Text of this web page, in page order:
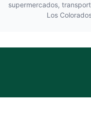
supermercados,
Los